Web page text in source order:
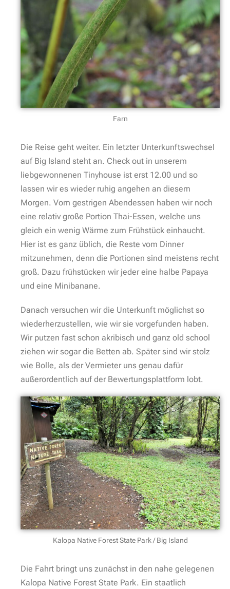
Farn
Die Reise geht weiter. Ein letzter Unterkunftswechsel
auf Big Island steht an. Check out in unserem
liebgewonnenen Tinyhouse ist erst 12.00 und so
lassen wir es wieder ruhig angehen an diesem
Morgen. Vom gestrigen Abendessen haben wir noch
eine relativ große Portion Thai-Essen, welche uns
gleich ein wenig Wärme zum Frühstück einhaucht.
Hier ist es ganz üblich, die Reste vom Dinner
mitzunehmen, denn die Portionen sind meistens recht
groß. Dazu frühstücken wir jeder eine halbe Papaya
und eine Minibanane.
Danach versuchen wir die Unterkunft möglichst so
wiederherzustellen, wie wir sie vorgefunden haben.
Wir putzen fast schon akribisch und ganz old school
ziehen wir sogar die Betten ab. Später sind wir stolz
wie Bolle, als der Vermieter uns genau dafür
außerordentlich auf der Bewertungsplattform lobt.
Kalopa Native Forest State Park / Big Island
Die Fahrt bringt uns zunächst in den nahe gelegenen
Kalopa Native Forest State Park. Ein staatlich